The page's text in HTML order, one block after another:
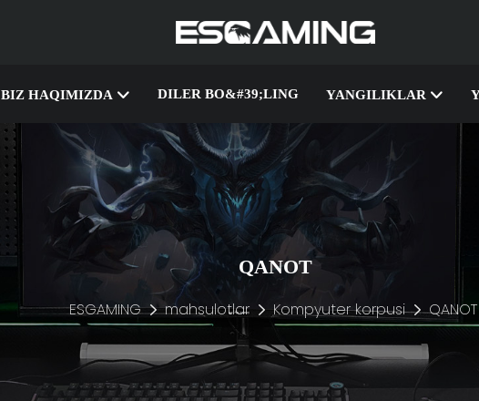
BIZ HAQIMIZDA DILER BO&#39;LING YANGILIKLAR
QANOT
ESGAMING mahsulotlar Kompyuter korpusi QANOT